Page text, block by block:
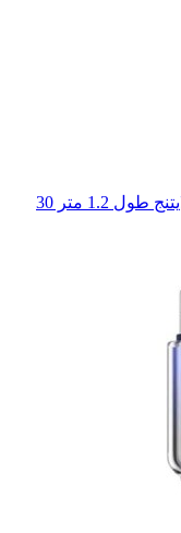
كابل شحن جوى روم تايب سى الى لايتنج طول 1.2 متر 30